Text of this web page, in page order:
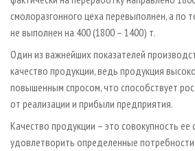
смолоразгонного цеха перевыполнен, а по
не выполнен на 400 (1800 – 1400) т.
Один из важнейших показателей
качество продукции, ведь продукция
повышенным спросом, что способствует
от реализации и прибыли предприятия.
Качество продукции – это совокупность ее
удовлетворить определенные